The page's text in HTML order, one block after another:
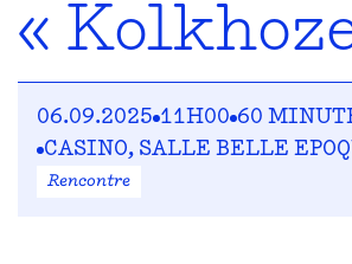
«
06.09.2025 11H00 60
CASINO, SALLE BELLE
Rencontre